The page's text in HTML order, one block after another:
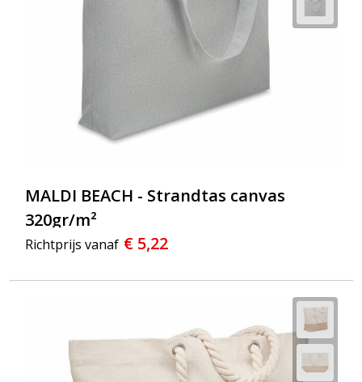
MALDI BEACH - Strandtas canvas
320gr/m²
Richtprijs vanaf € 5,22